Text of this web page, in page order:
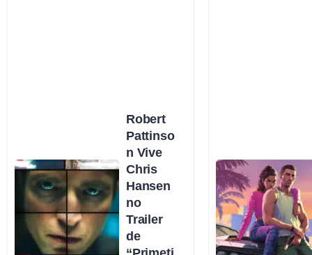
Robert
Pattinso
n Vive
Chris
Hansen
no
Trailer
de